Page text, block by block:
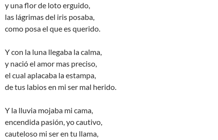
y una flor de loto erguido,
las lágrimas del iris posaba,
como posa el que es querido.
Y con la luna llegaba la calma,
y nació el amor mas preciso,
el cual aplacaba la estampa,
de tus labios en mi ser mal herido.
Y la lluvia mojaba mi cama,
encendida pasión, yo cautivo,
cauteloso mi ser en tu llama,